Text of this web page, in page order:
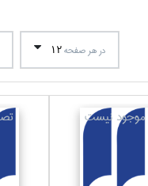
در هر صفحه12